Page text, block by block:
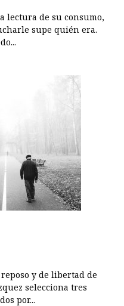
lectura de su consumo,
supe quién era.
y de libertad de
selecciona tres
por...